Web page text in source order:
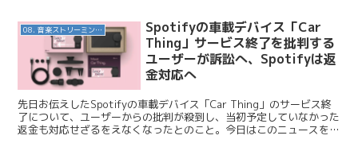
08. 音楽ストリーミングサービス
Spotifyの車載デバイス「Car
Thing」サービス終了を批判する
ユーザーが訴訟へ、Spotifyは返
金対応へ
先日お伝えしたSpotifyの車載デバイス「Car Thing」のサービス終
了について、ユーザーからの批判が殺到し、当初予定していなかった
返金も対応せざるをえなくなったとのこと。今日はこのニュースを紹